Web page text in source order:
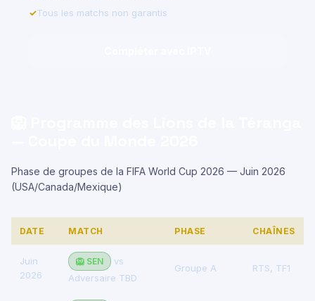
Tous les matchs non garantis
Phase de groupes de la FIFA World Cup 2026 — Juin 2026
(USA/Canada/Mexique)
DATE MATCH PHASE CHAÎNES
Juin
2026
🦁 SEN
vs
Adversaire TBD
Groupe A RTS, TF1